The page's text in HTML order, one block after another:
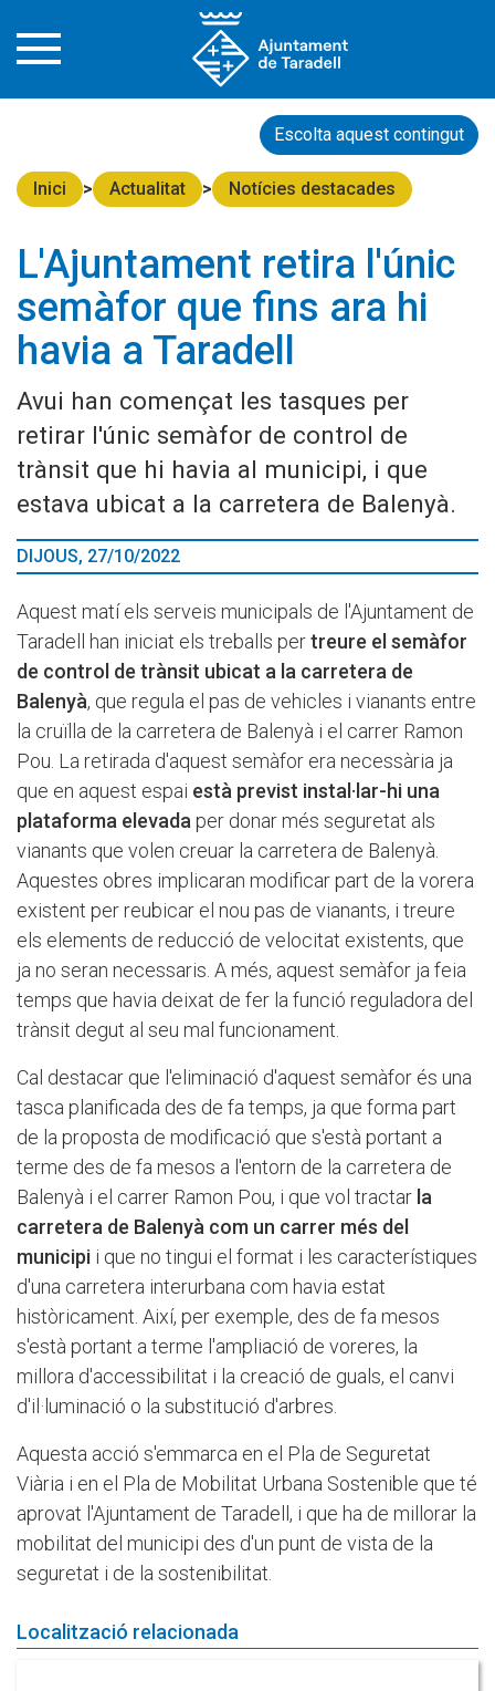
Escolta aquest contingut
Inici Actualitat Notícies destacades
L'Ajuntament retira l'únic
semàfor que fins ara hi
havia a Taradell
Avui han començat les tasques per
retirar l'únic semàfor de control de
trànsit que hi havia al municipi, i que
estava ubicat a la carretera de Balenyà.
DIJOUS, 27/10/2022
Aquest matí els serveis municipals de l'Ajuntament de
Taradell han iniciat els treballs pertreure el semàfor
de control de trànsit ubicat a la carretera de
Balenyà, que regula el pas de vehicles i vianants entre
la cruïlla de la carretera de Balenyà i el carrer Ramon
Pou. La retirada d'aquest semàfor era necessària ja
que en aquest espai està previst instal·lar-hi una
plataforma elevada per donar més seguretat als
vianants que volen creuar la carretera de Balenyà.
Aquestes obres implicaran modificar part de la vorera
existent per reubicar el nou pas de vianants, i treure
els elements de reducció de velocitat existents, que
ja no seran necessaris. A més, aquest semàfor ja feia
temps que havia deixat de fer la funció reguladora del
trànsit degut al seu mal funcionament.
Cal destacar que l'eliminació d'aquest semàfor és una
tasca planificada des de fa temps, ja que forma part
de la proposta de modificació que s'està portant a
terme des de fa mesos a l'entorn de la carretera de
Balenyà i el carrer Ramon Pou, i que vol tractar la
carretera de Balenyà com un carrer més del
municipi i que no tingui el format i les característiques
d'una carretera interurbana com havia estat
històricament. Així, per exemple, des de fa mesos
s'està portant a terme l'ampliació de voreres, la
millora d'accessibilitat i la creació de guals, el canvi
d'il·luminació o la substitució d'arbres.
Aquesta acció s'emmarca en el Pla de Seguretat
Viària i en el Pla de Mobilitat Urbana Sostenible que té
aprovat l'Ajuntament de Taradell, i que ha de millorar la
mobilitat del municipi des d'un punt de vista de la
seguretat i de la sostenibilitat.
Localització relacionada